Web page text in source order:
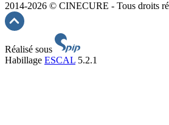
2014-2026 © CINECURE - Tous droits
Réalisé sous
Habillage ESCAL 5.2.1